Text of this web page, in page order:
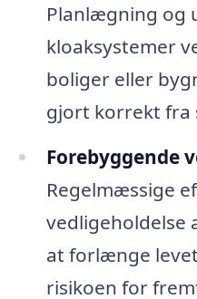
Planlægning og
kloaksystemer
boliger eller
gjort korrekt fra
Forebyggende
Regelmæssige
vedligeholdelse
at forlænge
risikoen for